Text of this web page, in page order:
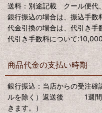
送料：別途記載 クール便代
銀行振込の場合は、振込手
代金引換の場合は、代引き手
代引き手数料について
商品代金の支払い時期
銀行振込：当店からの受注確
ルを除く）返送後 1週間
きます。）